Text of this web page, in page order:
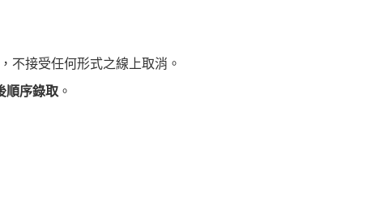
，不接受任何形式之線上取消。
順序錄取 。